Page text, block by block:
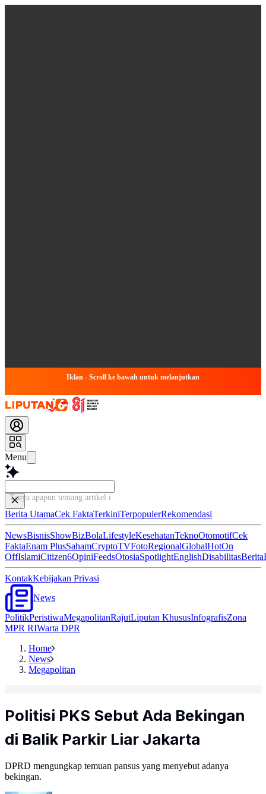
Iklan - Scroll ke bawah untuk melanjutkan
Menu
Tanya apapun tentang artikel ini...
Berita UtamaCek FaktaTerkiniTerpopulerRekomendasi
NewsBisnisShowBizBolaLifestyleKesehatanTeknoOtomotifCek
FaktaEnam PlusSahamCryptoTVFotoRegionalGlobalHotOn
OffIslamiCitizen6OpiniFeedsOtosiaSpotlightEnglishDisabilitasBerita
KontakKebijakan Privasi
News
PolitikPeristiwaMegapolitanRajutLiputan KhususInfografisZona
MPR RIWarta DPR
Home
News
Megapolitan
Politisi PKS Sebut Ada Bekingan
di Balik Parkir Liar Jakarta
DPRD mengungkap temuan pansus yang menyebut adanya
bekingan.